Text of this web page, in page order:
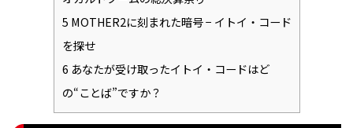
5 MOTHER2に刻まれた暗号 − イトイ・コード
を探せ
6 あなたが受け取ったイトイ・コードはど
の“ことば”ですか？